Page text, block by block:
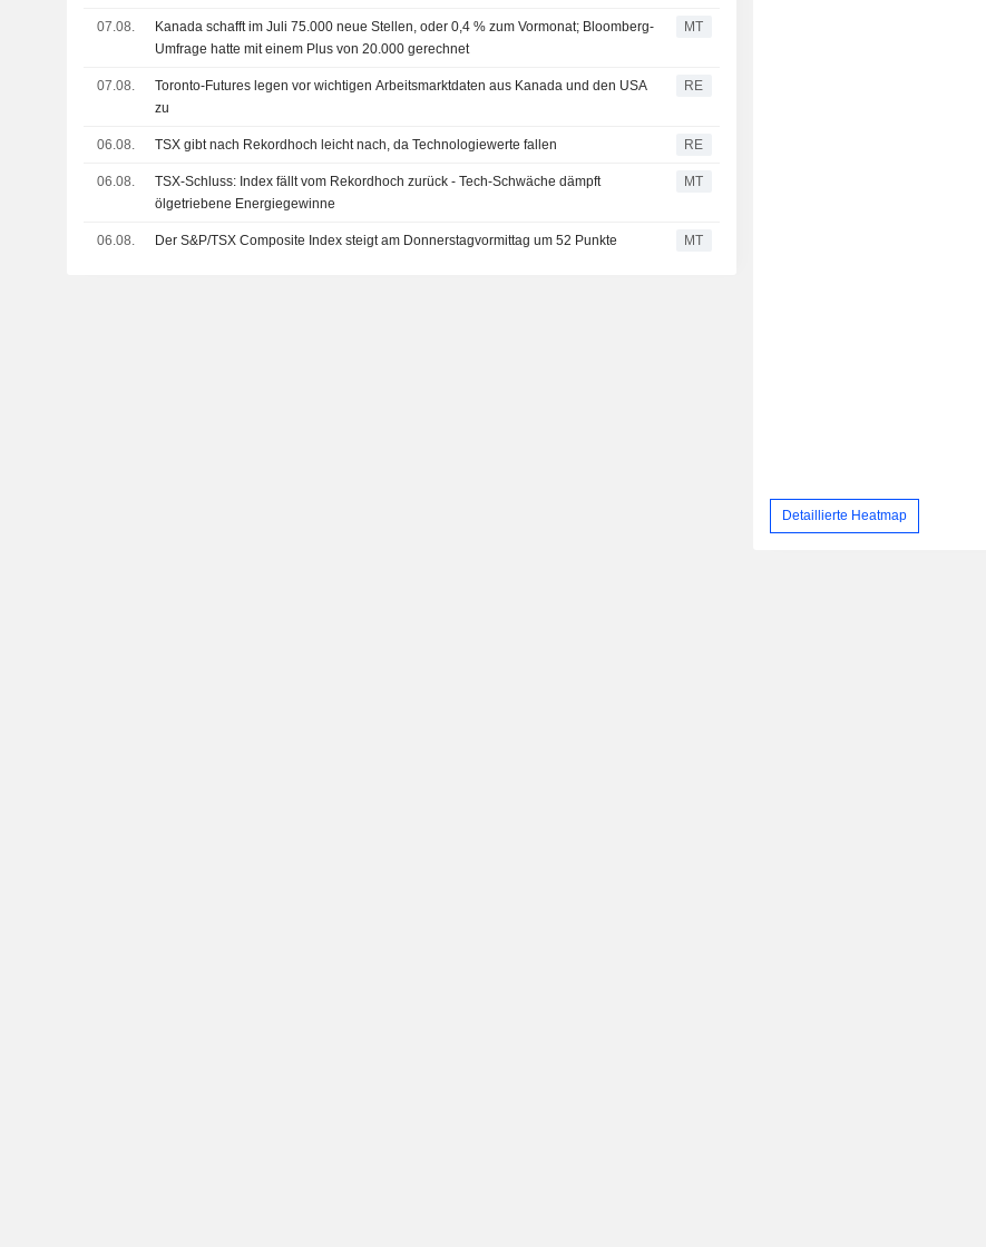
07.08.
Kanada schafft im Juli 75.000 neue Stellen, oder 0,4 % zum Vormonat; Bloomberg-
Umfrage hatte mit einem Plus von 20.000 gerechnet
MT
07.08.
Toronto-Futures legen vor wichtigen Arbeitsmarktdaten aus Kanada und den USA
zu
RE
06.08. TSX gibt nach Rekordhoch leicht nach, da Technologiewerte fallen RE
06.08.
TSX-Schluss: Index fällt vom Rekordhoch zurück - Tech-Schwäche dämpft
ölgetriebene Energiegewinne
MT
06.08. Der S&P/TSX Composite Index steigt am Donnerstagvormittag um 52 Punkte MT
Detaillierte Heatmap